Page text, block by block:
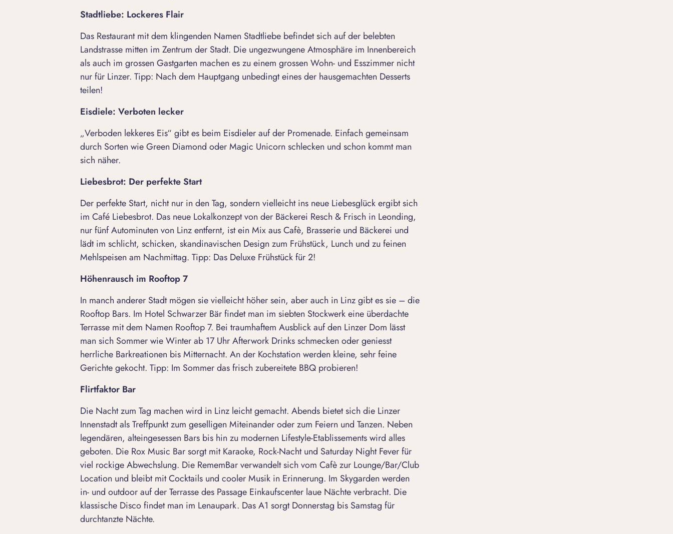
Stadtliebe: Lockeres Flair
Das Restaurant mit dem klingenden Namen Stadtliebe befindet sich auf der belebten
Landstrasse mitten im Zentrum der Stadt. Die ungezwungene Atmosphäre im Innenbereich
als auch im grossen Gastgarten machen es zu einem grossen Wohn- und Esszimmer nicht
nur für Linzer. Tipp: Nach dem Hauptgang unbedingt eines der hausgemachten Desserts
teilen!
Eisdiele: Verboten lecker
„Verboden lekkeres Eis“ gibt es beim Eisdieler auf der Promenade. Einfach gemeinsam
durch Sorten wie Green Diamond oder Magic Unicorn schlecken und schon kommt man
sich näher.
Liebesbrot: Der perfekte Start
Der perfekte Start, nicht nur in den Tag, sondern vielleicht ins neue Liebesglück ergibt sich
im Café Liebesbrot. Das neue Lokalkonzept von der Bäckerei Resch & Frisch in Leonding,
nur fünf Autominuten von Linz entfernt, ist ein Mix aus Cafè, Brasserie und Bäckerei und
lädt im schlicht, schicken, skandinavischen Design zum Frühstück, Lunch und zu feinen
Mehlspeisen am Nachmittag. Tipp: Das Deluxe Frühstück für 2!
Höhenrausch im Rooftop 7
In manch anderer Stadt mögen sie vielleicht höher sein, aber auch in Linz gibt es sie – die
Rooftop Bars. Im Hotel Schwarzer Bär findet man im siebten Stockwerk eine überdachte
Terrasse mit dem Namen Rooftop 7. Bei traumhaftem Ausblick auf den Linzer Dom lässt
man sich Sommer wie Winter ab 17 Uhr Afterwork Drinks schmecken oder geniesst
herrliche Barkreationen bis Mitternacht. An der Kochstation werden kleine, sehr feine
Gerichte gekocht. Tipp: Im Sommer das frisch zubereitete BBQ probieren!
Flirtfaktor Bar
Die Nacht zum Tag machen wird in Linz leicht gemacht. Abends bietet sich die Linzer
Innenstadt als Treffpunkt zum geselligen Miteinander oder zum Feiern und Tanzen. Neben
legendären, alteingesessen Bars bis hin zu modernen Lifestyle-Etablissements wird alles
geboten. Die Rox Music Bar sorgt mit Karaoke, Rock-Nacht und Saturday Night Fever für
viel rockige Abwechslung. Die RememBar verwandelt sich vom Cafè zur Lounge/Bar/Club
Location und bleibt mit Cocktails und cooler Musik in Erinnerung. Im Skygarden werden
in- und outdoor auf der Terrasse des Passage Einkaufscenter laue Nächte verbracht. Die
klassische Disco findet man im Lenaupark. Das A1 sorgt Donnerstag bis Samstag für
durchtanzte Nächte.